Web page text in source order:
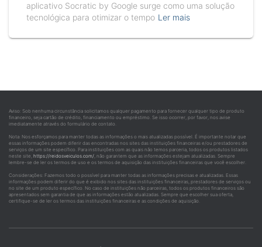
aplicativo Socratic by Google surge como uma solução
tecnológica para otimizar o tempo Ler mais
Aviso: Sob nenhuma circunstância solicitamos qualquer pagamento para fornecer qualquer tipo de produto
financeiro, seja cartão de crédito, financiamento ou empréstimo. Se isso ocorrer, por favor, nos avise
imediatamente através do formulário de contato.
Nota: Nos esforçamos para manter todas as informações o mais atualizadas possível. É importante notar que
essas informações podem diferir das encontradas nos sites das instituições financeiras e/ou prestadores de
serviços de um site específico. Para instituições com as quais não temos parceria, todos os produtos listados
neste site, https://reidosveiculos.com/, não garantem que as informações estejam atualizadas. Sempre
lembre-se de ler os termos de uso e os termos de aquisição das instituições financeiras que você escolher.
Considerações: Fazemos todo o possível para manter todas as informações precisas e atualizadas. Essas
informações podem diferir do que é exibido nos sites das instituições financeiras, prestadores de serviços ou
no site de um produto específico. No caso de instituições não parceiras, todos os produtos financeiros são
apresentados sem garantia de que as informações estão atualizadas. Sempre que escolher sua oferta,
certifique-se de ler os termos das instituições financeiras e as condições de aquisição.